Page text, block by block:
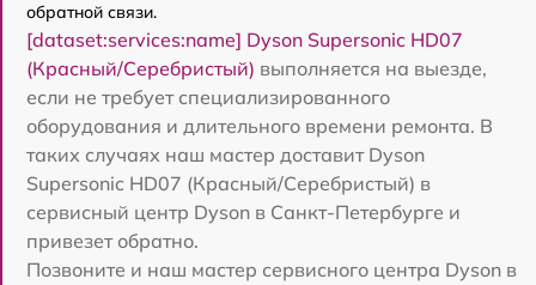
обратной связи.
[dataset:services:name] Dyson Supersonic HD07
(Красный/Серебристый) выполняется на выезде,
если не требует специализированного
оборудования и длительного времени ремонта. В
таких случаях наш мастер доставит Dyson
Supersonic HD07 (Красный/Серебристый) в
сервисный центр Dyson в Санкт-Петербурге и
привезет обратно.
Позвоните и наш мастер сервисного центра Dyson в